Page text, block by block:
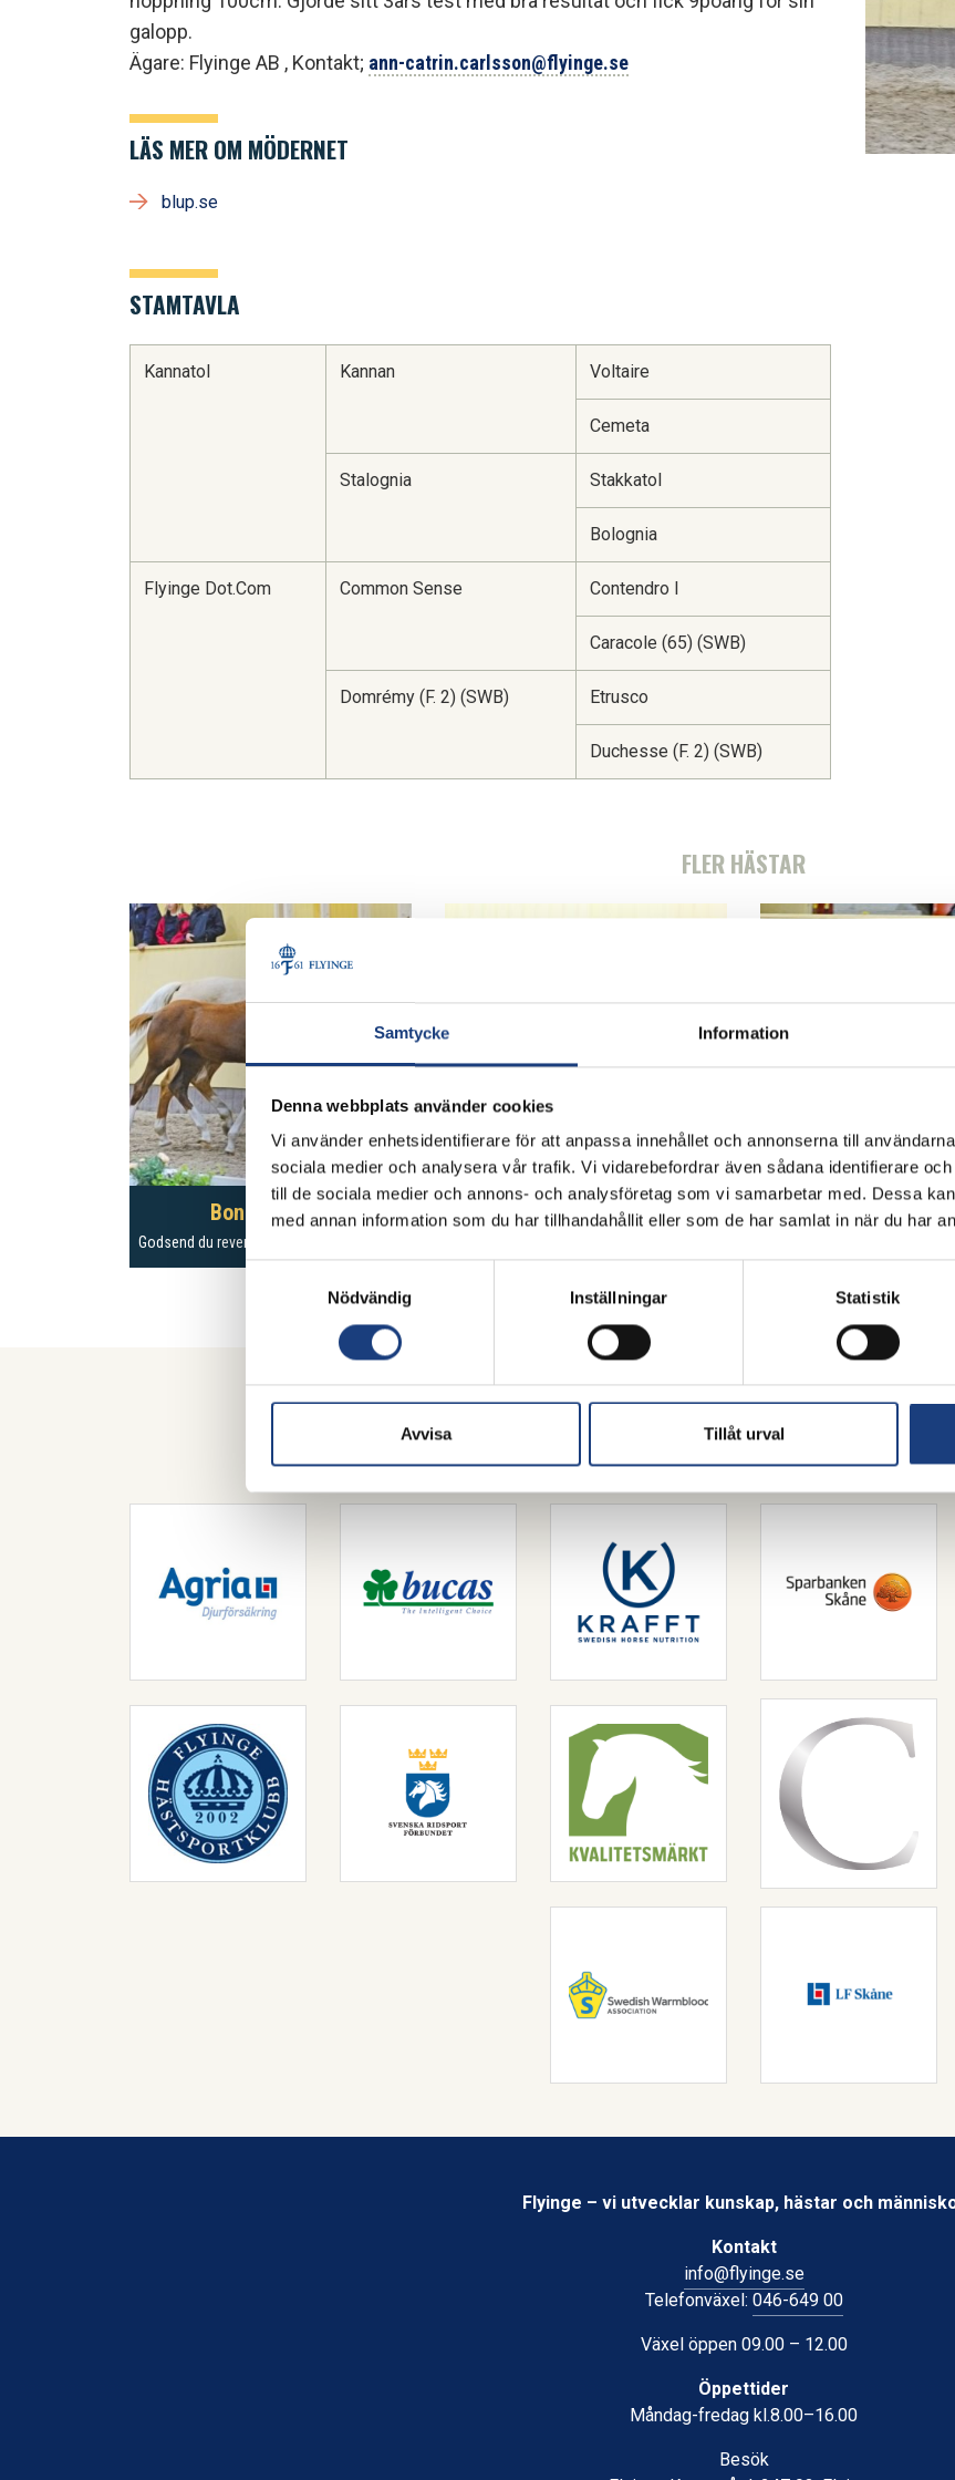
Samtycke Information
Denna webbplats använder cookies
Vi använder enhetsidentifierare för att anpassa innehållet och annonserna till
sociala medier och analysera vår trafik. Vi vidarebefordrar även sådana identifierare
till de sociala medier och annons- och analysföretag som vi samarbetar med. Dessa
med annan information som du har tillhandahållit eller som de har samlat in när du har
Samtyckesval
Nödvändig
Inställningar Statistik
Avvisa Tillåt urval
galopp.
Ägare: Flyinge AB , Kontakt; ann-catrin.carlsson@flyinge.se
LÄS MER OM MÖDERNET
blup.se
STAMTAVLA
Kannatol Kannan Voltaire
Cemeta
Stalognia Stakkatol
Bolognia
Flyinge Dot.Com Common Sense Contendro I
Caracole (65) (SWB)
Domrémy (F. 2) (SWB) Etrusco
Duchesse (F. 2) (SWB)
FLER HÄSTAR
Bonita Magiq
Godsend du reverdy
Masterpiece M&M Diabolt
FLYINGES SAMARBETSPARTNERS
Flyinge – vi utvecklar kunskap, hästar och
Kontakt
info@flyinge.se
Telefonväxel: 046-649 00
Växel öppen 09.00 – 12.00
Öppettider
Måndag-fredag kl.8.00–16.00
Besök